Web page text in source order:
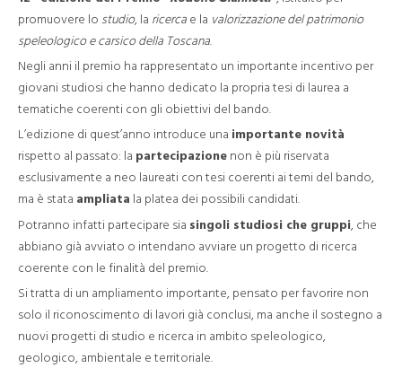
promuovere lo studio, la ricerca e la valorizzazione del patrimonio
speleologico e carsico della Toscana.
Negli anni il premio ha rappresentato un importante incentivo per
giovani studiosi che hanno dedicato la propria tesi di laurea a
tematiche coerenti con gli obiettivi del bando.
L’edizione di quest’anno introduce una importante novità
rispetto al passato: la partecipazione non è più riservata
esclusivamente a neo laureati con tesi coerenti ai temi del bando,
ma è stata ampliata la platea dei possibili candidati.
Potranno infatti partecipare sia singoli studiosi che gruppi, che
abbiano già avviato o intendano avviare un progetto di ricerca
coerente con le finalità del premio.
Si tratta di un ampliamento importante, pensato per favorire non
solo il riconoscimento di lavori già conclusi, ma anche il sostegno a
nuovi progetti di studio e ricerca in ambito speleologico,
geologico, ambientale e territoriale.